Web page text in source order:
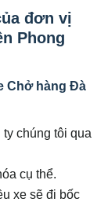
đơn vị
Phong
Chở hàng Đà
chúng tôi qua
cụ thể.
xe sẽ đi bốc